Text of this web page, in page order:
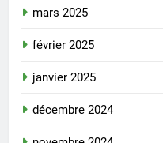
mars 2025
février 2025
janvier 2025
décembre 2024